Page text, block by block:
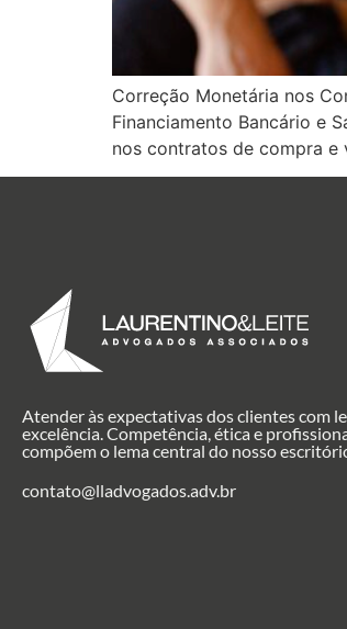
Correção Monetária nos
Financiamento Bancário e
nos contratos de compra e
Atender às expectativas dos clientes com
excelência. Competência, ética e
compõem o lema central do nosso
contato@lladvogados.adv.br